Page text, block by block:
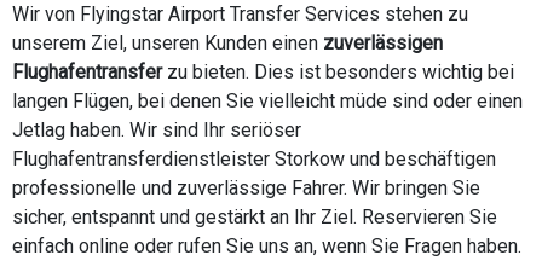
Wir von Flyingstar Airport Transfer Services stehen zu
unserem Ziel, unseren Kunden einen zuverlässigen
Flughafentransferzu bieten. Dies ist besonders wichtig bei
langen Flügen, bei denen Sie vielleicht müde sind oder einen
Jetlag haben. Wir sind Ihr seriöser
Flughafentransferdienstleister Storkow und beschäftigen
professionelle und zuverlässige Fahrer. Wir bringen Sie
sicher, entspannt und gestärkt an Ihr Ziel. Reservieren Sie
einfach online oder rufen Sie uns an, wenn Sie Fragen haben.